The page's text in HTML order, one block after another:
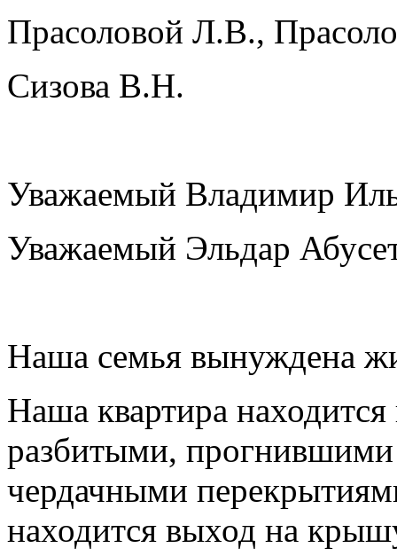
Прасоловой Л.В.,
Сизова В.Н.
Уважаемый Владимир
Уважаемый Эльдар
Наша семья вынуждена
Наша квартира
разбитыми,
чердачными
находится выход на